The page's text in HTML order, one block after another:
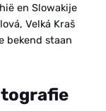
en Slowakije
Velká Kraš
bekend staan